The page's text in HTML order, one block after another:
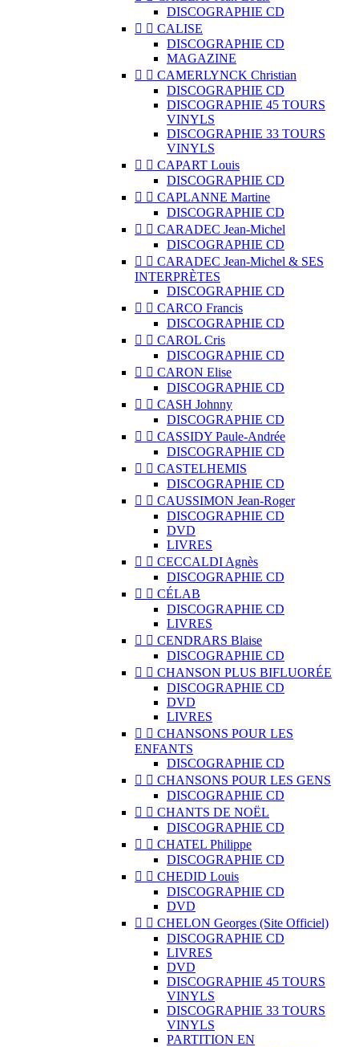
DISCOGRAPHIE CD
  CALISE
DISCOGRAPHIE CD
MAGAZINE
  CAMERLYNCK Christian
DISCOGRAPHIE CD
DISCOGRAPHIE 45 TOURS
VINYLS
DISCOGRAPHIE 33 TOURS
VINYLS
  CAPART Louis
DISCOGRAPHIE CD
  CAPLANNE Martine
DISCOGRAPHIE CD
  CARADEC Jean-Michel
DISCOGRAPHIE CD
  CARADEC Jean-Michel & SES
INTERPRÈTES
DISCOGRAPHIE CD
  CARCO Francis
DISCOGRAPHIE CD
  CAROL Cris
DISCOGRAPHIE CD
  CARON Elise
DISCOGRAPHIE CD
  CASH Johnny
DISCOGRAPHIE CD
  CASSIDY Paule-Andrée
DISCOGRAPHIE CD
  CASTELHEMIS
DISCOGRAPHIE CD
  CAUSSIMON Jean-Roger
DISCOGRAPHIE CD
DVD
LIVRES
  CECCALDI Agnès
DISCOGRAPHIE CD
  CÉLAB
DISCOGRAPHIE CD
LIVRES
  CENDRARS Blaise
DISCOGRAPHIE CD
  CHANSON PLUS BIFLUORÉE
DISCOGRAPHIE CD
DVD
LIVRES
  CHANSONS POUR LES
ENFANTS
DISCOGRAPHIE CD
  CHANSONS POUR LES GENS
DISCOGRAPHIE CD
  CHANTS DE NOËL
DISCOGRAPHIE CD
  CHATEL Philippe
DISCOGRAPHIE CD
  CHEDID Louis
DISCOGRAPHIE CD
DVD
  CHELON Georges (Site Officiel)
DISCOGRAPHIE CD
LIVRES
DVD
DISCOGRAPHIE 45 TOURS
VINYLS
DISCOGRAPHIE 33 TOURS
VINYLS
PARTITION EN